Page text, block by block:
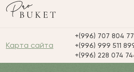
Карта сайта
+(996) 707 804
+(996) 999 511
+(996) 228 074